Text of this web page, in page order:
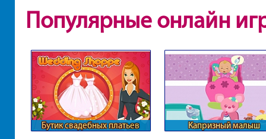
Популярные онлайн
Бутик свадебных платьев Капризный малыш